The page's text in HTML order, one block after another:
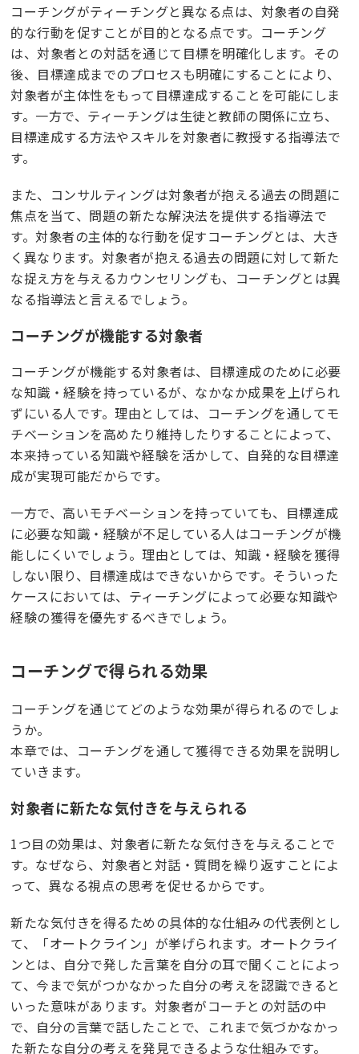
コーチングがティーチングと異なる点は、対象者の自発
的な行動を促すことが目的となる点です。コーチング
は、対象者との対話を通じて目標を明確化します。その
後、目標達成までのプロセスも明確にすることにより、
対象者が主体性をもって目標達成することを可能にしま
す。一方で、ティーチングは生徒と教師の関係に立ち、
目標達成する方法やスキルを対象者に教授する指導法で
す。
また、コンサルティングは対象者が抱える過去の問題に
焦点を当て、問題の新たな解決法を提供する指導法で
す。対象者の主体的な行動を促すコーチングとは、大き
く異なります。対象者が抱える過去の問題に対して新た
な捉え方を与えるカウンセリングも、コーチングとは異
なる指導法と言えるでしょう。
コーチングが機能する対象者
コーチングが機能する対象者は、目標達成のために必要
な知識・経験を持っているが、なかなか成果を上げられ
ずにいる人です。理由としては、コーチングを通してモ
チベーションを高めたり維持したりすることによって、
本来持っている知識や経験を活かして、自発的な目標達
成が実現可能だからです。
一方で、高いモチベーションを持っていても、目標達成
に必要な知識・経験が不足している人はコーチングが機
能しにくいでしょう。理由としては、知識・経験を獲得
しない限り、目標達成はできないからです。そういった
ケースにおいては、ティーチングによって必要な知識や
経験の獲得を優先するべきでしょう。
コーチングで得られる効果
コーチングを通じてどのような効果が得られるのでしょ
うか。
本章では、コーチングを通して獲得できる効果を説明し
ていきます。
対象者に新たな気付きを与えられる
1つ目の効果は、対象者に新たな気付きを与えることで
す。なぜなら、対象者と対話・質問を繰り返すことによ
って、異なる視点の思考を促せるからです。
新たな気付きを得るための具体的な仕組みの代表例とし
て、「オートクライン」が挙げられます。オートクライ
ンとは、自分で発した言葉を自分の耳で聞くことによっ
て、今まで気がつかなかった自分の考えを認識できると
いった意味があります。対象者がコーチとの対話の中
で、自分の言葉で話したことで、これまで気づかなかっ
た新たな自分の考えを発見できるような仕組みです。